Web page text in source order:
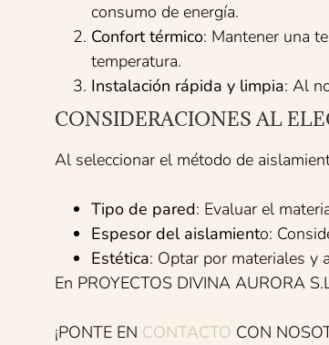
consumo de energía.
Confort térmico: Mantener una
temperatura.
Instalación rápida y limpia: Al
CONSIDERACIONES AL
Al seleccionar el método de
Tipo de pared: Evaluar el
Espesor del aislamiento:
Estética: Optar por materiales y
En PROYECTOS DIVINA AURORA
¡PONTE EN CONTACTO CON